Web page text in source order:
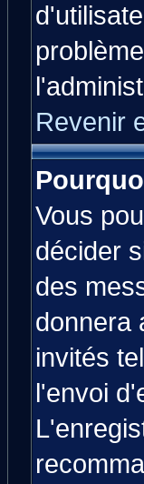
Revenir
Vous
décider
des
donnera
invités
l'envoi